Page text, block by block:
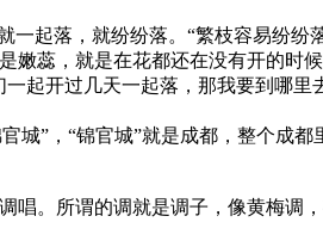
起落，就纷纷落。“繁枝容易纷
蕊，就是在花都还在没有开的时
起开过几天一起落，那我要到哪
城”，“锦官城”就是成都，整个成
。所谓的调就是调子，像黄梅调